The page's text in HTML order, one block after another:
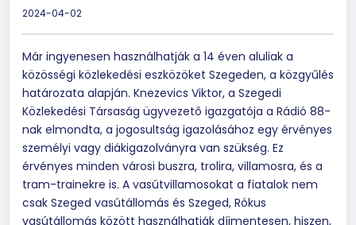
2024-04-02
Már ingyenesen használhatják a 14 éven aluliak a
közösségi közlekedési eszközöket Szegeden, a közgyűlés
határozata alapján. Knezevics Viktor, a Szegedi
Közlekedési Társaság ügyvezető igazgatója a Rádió 88-
nak elmondta, a jogosultság igazolásához egy érvényes
személyi vagy diákigazolványra van szükség. Ez
érvényes minden városi buszra, trolira, villamosra, és a
tram-trainekre is. A vasútvillamosokat a fiatalok nem
csak Szeged vasútállomás és Szeged, Rókus
vasútállomás között használhatják díjmentesen, hiszen,